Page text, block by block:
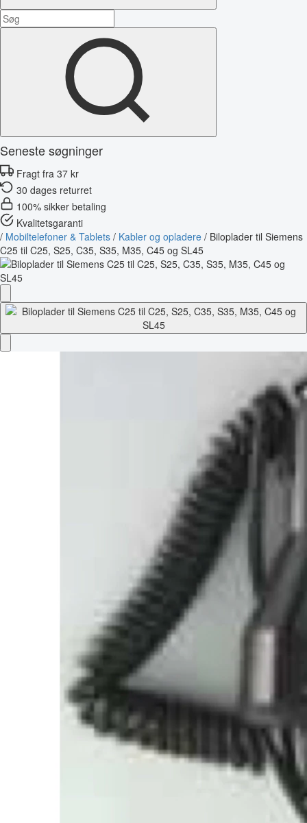
Seneste søgninger
Fragt fra 37 kr
30 dages returret
100% sikker betaling
Kvalitetsgaranti
/ Mobiltelefoner & Tablets / Kabler og opladere / Biloplader til Siemens
C25 til C25, S25, C35, S35, M35, C45 og SL45